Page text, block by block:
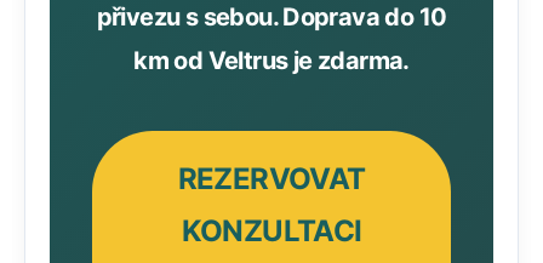
přivezu s sebou. Doprava do 10
km od Veltrus je zdarma.
REZERVOVAT
KONZULTACI